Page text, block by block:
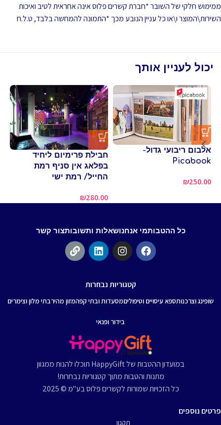
ממימוש חלקי של השובר *חברת קשרים פלוס אינה אחראית לטיב ואיכות
השירות\המוצר ו\או כל עניין הנובע מכך *התמונה להמחשה בלבד, ט.ל.ח
יכול לעניין אותך
אלבום ריבועי גדול-
Picabook
₪250.00
חבילת פרימיום ליחיד
בפלאג אין סניף רמת
החייל/ רמת ישי
₪280.00
כל ההטבותמי אנחנושאלות ותשובותצור קשר
קטגוריות נבחרות
שופינג וצרכנותספא עיסויים וטיפוליםמסעדות ובתי קפהמזון מהירבתי מלון וצימרים
בידור ופנאי
במועדון ההטבות של HappyGift תוכלו להנות ממגוון
מתנות והטבות מתוך קטגוריות נבחרות!
כל הזכויות שמורות לקשרים פלוס בע"מ © 2025
פרטים נוספים
תקנון